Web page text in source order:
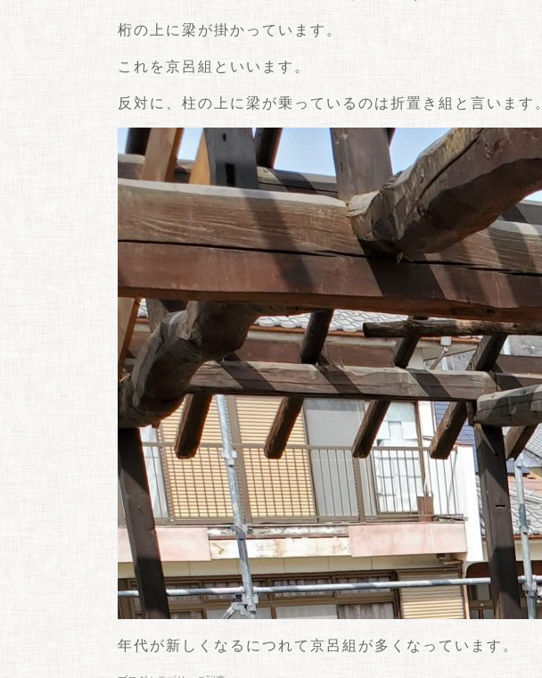
桁の上に梁が掛かっています。
これを京呂組といいます。
反対に、柱の上に梁が乗っているのは折置き組と言います。
年代が新しくなるにつれて京呂組が多くなっています。